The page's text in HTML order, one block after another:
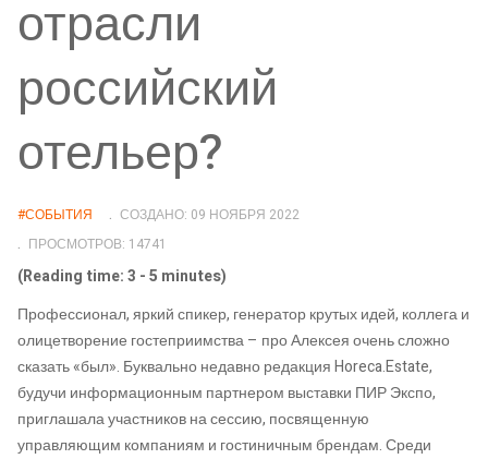
отрасли
российский
отельер?
#СОБЫТИЯ
СОЗДАНО: 09 НОЯБРЯ 2022
ПРОСМОТРОВ: 14741
(Reading time: 3 - 5 minutes)
Профессионал, яркий спикер, генератор крутых идей, коллега и
олицетворение гостеприимства – про Алексея очень сложно
сказать «был». Буквально недавно редакция Horeca.Estate,
будучи информационным партнером выставки ПИР Экспо,
приглашала участников на сессию, посвященную
управляющим компаниям и гостиничным брендам. Среди